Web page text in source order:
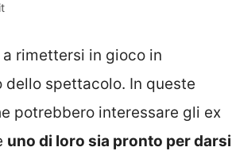
rimettersi in gioco in
spettacolo. In queste
potrebbero interessare gli ex
uno di loro sia pronto per darsi